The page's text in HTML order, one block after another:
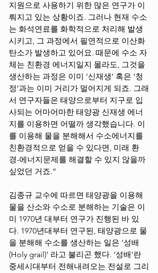
지원으로 사용하기 위한 많은 연구가 이
뤄지고 있는 상황이죠. 그러나 현재 수소
는 화석연료를 화학적으로 처리해 발생
시키고, 그 과정에서 필연적으로 이산화
탄소가 발생하고 있어요. 때문에 수소 자
체는 친환경 에너지일지 몰라도, 그것을
생산하는 과정은 이미 ‘신재생’ 혹은 ‘청
정’과는 이미 거리가 멀어지게 되죠. 그래
서 연구자들은 태양으로부터 지구로 입
사되는 어마어마한 태양광 신재생 에너
지를 이용하면 어떨까 생각했습니다. 이
를 이용해 물을 분해해서 수소에너지를
친환경적으로 얻을 수 있다면, 미래 환
경-에너지문제를 해결할 수 있지 않을까
싶었던 거죠.”
김종규 교수에 따르면 태양광을 이용해
물을 산소와 수소로 분해하는 기술은 이
미 1970년 대부터 연구가 진행된 바 있
다. 1970년대부터 연구된, 태양광으로 물
을 분해해 수소를 생산하는 일은 ‘성배
(Holy grail)’ 라고 불리곤 했다. ‘성배’란
중세시대부터 전해내려오는 전설로 그리